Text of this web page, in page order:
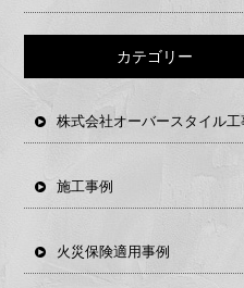
カテゴリー
施工事例
火災保険適用事例